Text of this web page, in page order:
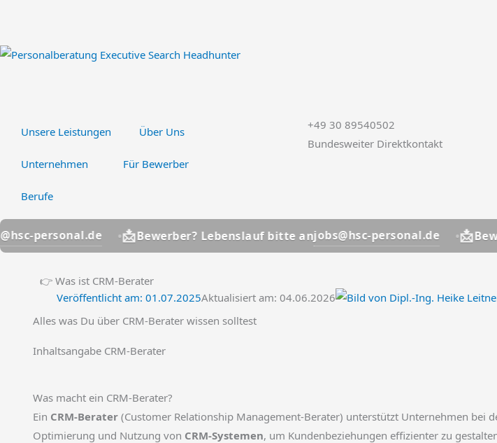
springen
Unsere Leistungen Über Uns
Unternehmen Für Bewerber
Berufe
+49 30 89540502
Bundesweiter Direktkontakt
📩Bewerber? Lebenslauf bitte anjobs@hsc-personal.de 📩Bewerber?
👉 Was ist CRM-Berater
Veröffentlicht am: 01.07.2025Aktualisiert am: 04.06.2026
Alles was Du über CRM-Berater wissen solltest
Inhaltsangabe CRM-Berater
Was macht ein CRM-Berater?
Ein CRM-Berater (Customer Relationship Management-Berater) unterstützt Unternehmen bei
Optimierung und Nutzung von CRM-Systemen, um Kundenbeziehungen effizienter zu